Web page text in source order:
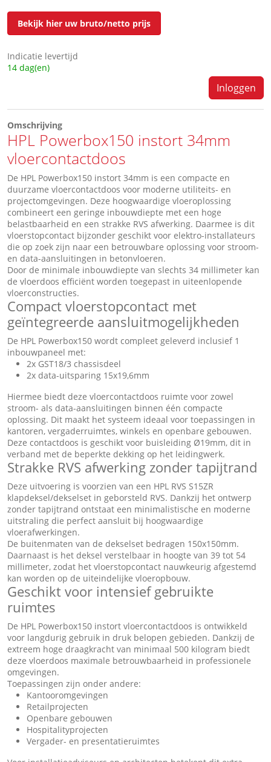
Bekijk hier uw bruto/netto prijs
Indicatie levertijd
14 dag(en)
Inloggen
Omschrijving
HPL Powerbox150 instort 34mm
vloercontactdoos
De HPL Powerbox150 instort 34mm is een compacte en
duurzame vloercontactdoos voor moderne utiliteits- en
projectomgevingen. Deze hoogwaardige vloeroplossing
combineert een geringe inbouwdiepte met een hoge
belastbaarheid en een strakke RVS afwerking. Daarmee is dit
vloerstopcontact bijzonder geschikt voor elektro-installateurs
die op zoek zijn naar een betrouwbare oplossing voor stroom-
en data-aansluitingen in betonvloeren.
Door de minimale inbouwdiepte van slechts 34 millimeter kan
de vloerdoos efficiënt worden toegepast in uiteenlopende
vloerconstructies.
Compact vloerstopcontact met
geïntegreerde aansluitmogelijkheden
De HPL Powerbox150 wordt compleet geleverd inclusief 1
inbouwpaneel met:
2x GST18/3 chassisdeel
2x data-uitsparing 15x19,6mm
Hiermee biedt deze vloercontactdoos ruimte voor zowel
stroom- als data-aansluitingen binnen één compacte
oplossing. Dit maakt het systeem ideaal voor toepassingen in
kantoren, vergaderruimtes, winkels en openbare gebouwen.
Deze contactdoos is geschikt voor buisleiding Ø19mm, dit in
verband met de beperkte dekking op het leidingwerk.
Strakke RVS afwerking zonder tapijtrand
Deze uitvoering is voorzien van een HPL RVS S15ZR
klapdeksel/dekselset in geborsteld RVS. Dankzij het ontwerp
zonder tapijtrand ontstaat een minimalistische en moderne
uitstraling die perfect aansluit bij hoogwaardige
vloerafwerkingen.
De buitenmaten van de dekselset bedragen 150x150mm.
Daarnaast is het deksel verstelbaar in hoogte van 39 tot 54
millimeter, zodat het vloerstopcontact nauwkeurig afgestemd
kan worden op de uiteindelijke vloeropbouw.
Geschikt voor intensief gebruikte
ruimtes
De HPL Powerbox150 instort vloercontactdoos is ontwikkeld
voor langdurig gebruik in druk belopen gebieden. Dankzij de
extreem hoge draagkracht van minimaal 500 kilogram biedt
deze vloerdoos maximale betrouwbaarheid in professionele
omgevingen.
Toepassingen zijn onder andere:
Kantooromgevingen
Retailprojecten
Openbare gebouwen
Hospitalityprojecten
Vergader- en presentatieruimtes